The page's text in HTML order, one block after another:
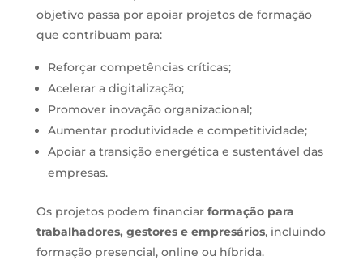
objetivo passa por apoiar projetos de formação
que contribuam para:
Reforçar competências críticas;
Acelerar a digitalização;
Promover inovação organizacional;
Aumentar produtividade e competitividade;
Apoiar a transição energética e sustentável das
empresas.
Os projetos podem financiar formação para
trabalhadores, gestores e empresários, incluindo
formação presencial, online ou híbrida.